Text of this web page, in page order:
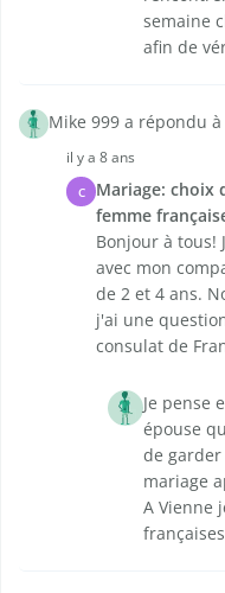
semaine
afin de
Mike 999 a répondu
il y a 8 ans
C
Mariage: choix
femme
Bonjour à tous!
avec mon
de 2 et 4 ans.
j'ai une
consulat de
Je pense
épouse
de
mariage
A Vienne